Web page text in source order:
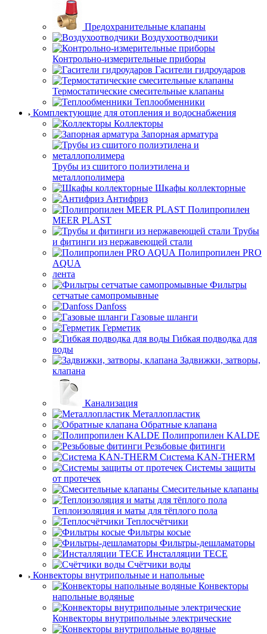
Предохранительные клапаны
Воздухоотводчики
Контрольно-измерительные приборы
Гасители гидроударов
Термостатические смесительные клапаны
Теплообменники
Комплектующие для отопления и водоснабжения
Коллекторы
Запорная арматура
Трубы из сшитого полиэтилена и
металлополимера
Шкафы коллекторные
Антифриз
Полипропилен
MEER PLAST
Трубы
и фитинги из нержавеющей стали
Полипропилен PRO
AQUA
лента
Фильтры
сетчатые самопромывные
Danfoss
Газовые шланги
Герметик
Гибкая подводка для
воды
Задвижки, затворы,
клапана
Канализация
Металлопластик
Обратные клапана
Полипропилен KALDE
Резьбовые фитинги
Система KAN-THERM
Системы защиты
от протечек
Смесительные клапаны
Теплоизоляция и маты для тёплого пола
Теплосчётчики
Фильтры косые
Фильтры-дешламаторы
Инсталляции TECE
Счётчики воды
Конвекторы внутрипольные и напольные
Конвекторы
напольные водяные
Конвекторы внутрипольные электрические